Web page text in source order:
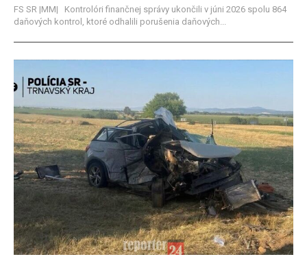
FS SR |MM| Kontrolóri finančnej správy ukončili v júni 2026 spolu 864
daňových kontrol, ktoré odhalili porušenia daňových...